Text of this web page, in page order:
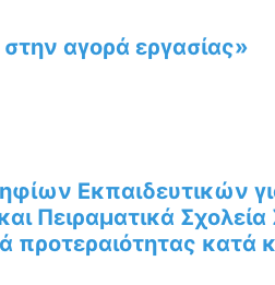
αγορά εργασίας»
Εκπαιδευτικών
Πειραματικά Σχολεία
προτεραιότητας κατά